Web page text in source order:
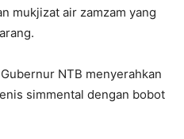
mukjizat air zamzam yang
NTB menyerahkan
simmental dengan bobot